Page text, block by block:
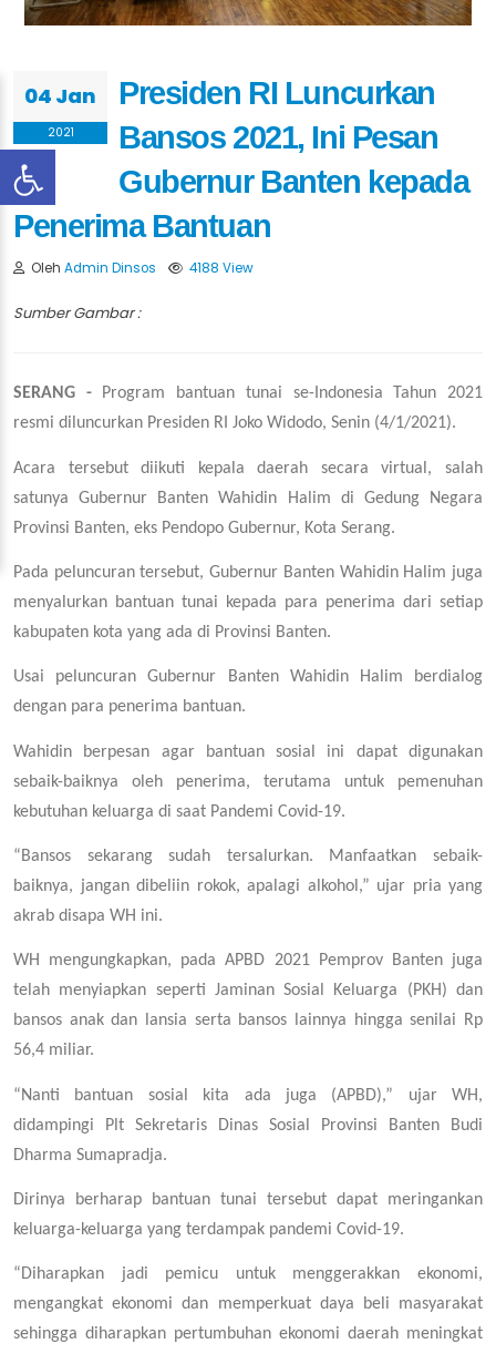
04 Jan
2021
Presiden RI Luncurkan
Bansos 2021, Ini Pesan
Gubernur Banten kepada
Penerima Bantuan
Oleh Admin Dinsos 4188 View
Sumber Gambar :
SERANG - Program bantuan tunai se-Indonesia Tahun 2021
resmi diluncurkan Presiden RI Joko Widodo, Senin (4/1/2021).
Acara tersebut diikuti kepala daerah secara virtual, salah
satunya Gubernur Banten Wahidin Halim di Gedung Negara
Provinsi Banten, eks Pendopo Gubernur, Kota Serang.
Pada peluncuran tersebut, Gubernur Banten Wahidin Halim juga
menyalurkan bantuan tunai kepada para penerima dari setiap
kabupaten kota yang ada di Provinsi Banten.
Usai peluncuran Gubernur Banten Wahidin Halim berdialog
dengan para penerima bantuan.
Wahidin berpesan agar bantuan sosial ini dapat digunakan
sebaik-baiknya oleh penerima, terutama untuk pemenuhan
kebutuhan keluarga di saat Pandemi Covid-19.
“Bansos sekarang sudah tersalurkan. Manfaatkan sebaik-
baiknya, jangan dibeliin rokok, apalagi alkohol,” ujar pria yang
akrab disapa WH ini.
WH mengungkapkan, pada APBD 2021 Pemprov Banten juga
telah menyiapkan seperti Jaminan Sosial Keluarga (PKH) dan
bansos anak dan lansia serta bansos lainnya hingga senilai Rp
56,4 miliar.
“Nanti bantuan sosial kita ada juga (APBD),” ujar WH,
didampingi Plt Sekretaris Dinas Sosial Provinsi Banten Budi
Dharma Sumapradja.
Dirinya berharap bantuan tunai tersebut dapat meringankan
keluarga-keluarga yang terdampak pandemi Covid-19.
“Diharapkan jadi pemicu untuk menggerakkan ekonomi,
mengangkat ekonomi dan memperkuat daya beli masyarakat
sehingga diharapkan pertumbuhan ekonomi daerah meningkat